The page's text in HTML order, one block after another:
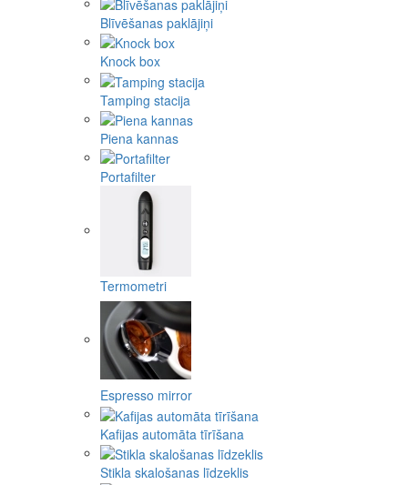
Blīvēšanas paklājiņi
Knock box
Tamping stacija
Piena kannas
Portafilter
Termometri
Espresso mirror
Kafijas automāta tīrīšana
Stikla skalošanas līdzeklis